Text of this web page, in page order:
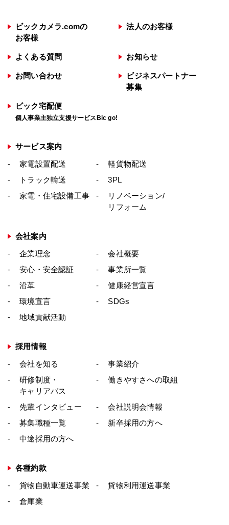
◯プライバシーポリシーの変更
的の変更、またはその他プライバシーポリシ
ーの変更を行う際は、当ページへの変更をも
って公表とさせていただきます。
著作権
当サイト上で公開している情報・画像は著作
いる場合を除き、事前に書面による許可を受
頒布または複製することは、その手段または
形態に関係なく一切禁じられています。
個人情報・著作権に関するお問い合わせ
株式会社ビックロジサービス
〒335-0031 埼玉県戸田市美女木5-19-8
FAX：048-422-0017
ビックカメラ.comの
お客様
法人のお客様
よくある質問 お知らせ
お問い合わせ
ビジネスパートナー
募集
ビック宅配便
個人事業主独立支援サービスBic go!
サービス案内
家電設置配送
軽貨物配送
トラック輸送
3PL
家電・住宅設備工事
リノベーション/
リフォーム
会社案内
企業理念
会社概要
安心・安全認証
事業所一覧
沿革
健康経営宣言
環境宣言
SDGs
地域貢献活動
採用情報
会社を知る
事業紹介
研修制度・
キャリアパス
働きやすさへの取組
先輩インタビュー
会社説明会情報
募集職種一覧
新卒採用の方へ
中途採用の方へ
各種約款
貨物自動車運送事業
貨物利用運送事業
倉庫業